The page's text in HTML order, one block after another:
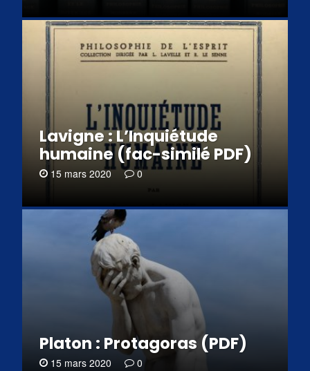
Lavigne : L’Inquiétude
humaine (fac-similé PDF)
15 mars 2020 0
Platon : Protagoras (PDF)
15 mars 2020 0